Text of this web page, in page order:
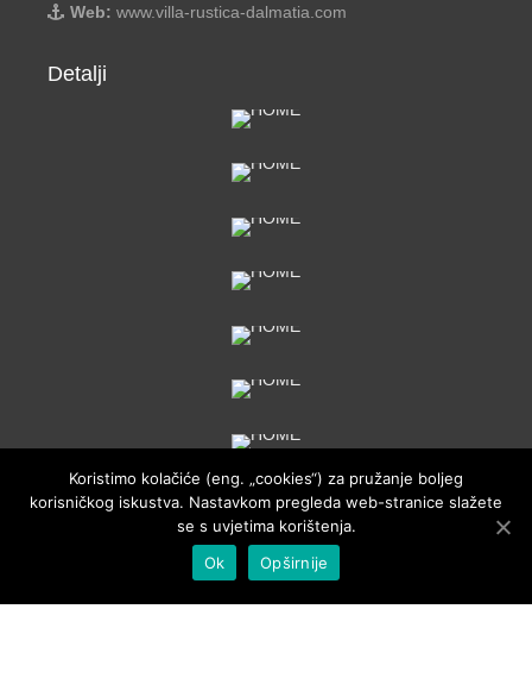
Web: www.villa-rustica-dalmatia.com
Detalji
Koristimo kolačiće (eng. „cookies“) za pružanje boljeg
korisničkog iskustva. Nastavkom pregleda web-stranice slažete
se s uvjetima korištenja.
Ok
Opširnije